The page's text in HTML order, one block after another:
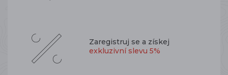
Zaregistruj se a získej
exkluzivní slevu 5%